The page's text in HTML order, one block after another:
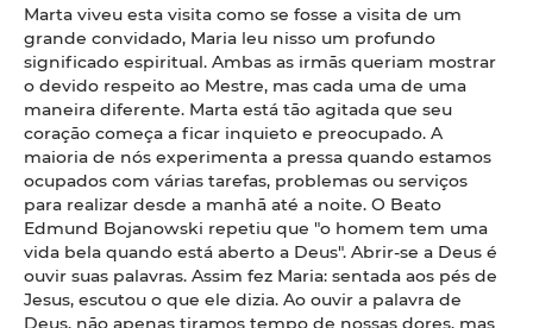
Marta viveu esta visita como se fosse a visita de um
grande convidado, Maria leu nisso um profundo
significado espiritual. Ambas as irmãs queriam mostrar
o devido respeito ao Mestre, mas cada uma de uma
maneira diferente. Marta está tão agitada que seu
coração começa a ficar inquieto e preocupado. A
maioria de nós experimenta a pressa quando estamos
ocupados com várias tarefas, problemas ou serviços
para realizar desde a manhã até a noite. O Beato
Edmund Bojanowski repetiu que "o homem tem uma
vida bela quando está aberto a Deus". Abrir-se a Deus é
ouvir suas palavras. Assim fez Maria: sentada aos pés de
Jesus, escutou o que ele dizia. Ao ouvir a palavra de
Deus, não apenas tiramos tempo de nossas dores, mas